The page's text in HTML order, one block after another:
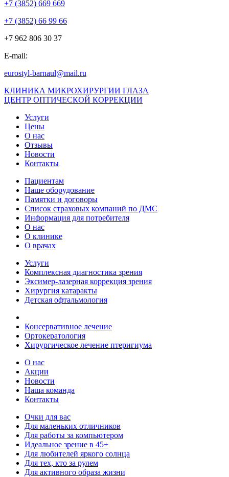
+7 (3852) 669 669
+7 (3852) 66 99 66
+7 962 806 30 37
E-mail:
eurostyl-barnaul@mail.ru
КЛИНИКА МИКРОХИРУРГИИ ГЛАЗА
ЦЕНТР ОПТИЧЕСКОЙ КОРРЕКЦИИ
Услуги
Цены
О нас
Отзывы
Новости
Контакты
Пациентам
Наше оборудование
Памятки и договоры
Список страховых компаний по ДМС
Информация для потребителя
О нас
О клинике
О врачах
Услуги
Комплексная диагностика зрения
Эксимер-лазерная коррекция зрения
Хирургия катаракты
Детская офтальмология
Консервативное лечение
Ортокератология
Хирургическое лечение птеригиума
О нас
Акции
Новости
Наша команда
Контакты
Очки для вас
Для маленьких отличников
Для работы за компьютером
Идеальное зрение в 45+
Для любителей яркого солнца
Для тех, кто за рулем
Для активного образа жизни